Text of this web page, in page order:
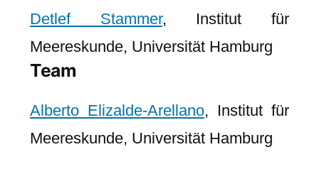
Detlef Stammer, Institut für
Meereskunde, Universität Hamburg
Team
Alberto Elizalde-Arellano, Institut für
Meereskunde, Universität Hamburg